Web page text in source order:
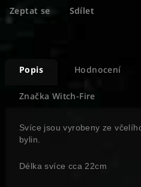
Zeptat se Sdílet
Popis Hodnocení
Značka Witch-Fire
Svíce jsou vyrobeny ze
bylin.
Délka svíce cca 22cm